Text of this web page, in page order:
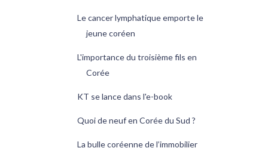
Le cancer lymphatique emporte le
jeune coréen
L'importance du troisième fils en
Corée
KT se lance dans l'e-book
Quoi de neuf en Corée du Sud ?
La bulle coréenne de l’immobilier